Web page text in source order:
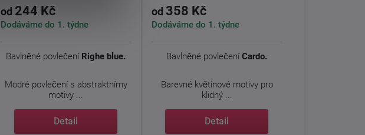
od 244 Kč
Dodáváme do 1. týdne
Bavlněné povlečení Righe blue.
Modré povlečení s abstraktnímy
motivy ...
Detail
od 358 Kč
Dodáváme do 1. týdne
Bavlněné povlečeníCardo.
Barevné květinové motivy pro
klidný ...
Detail